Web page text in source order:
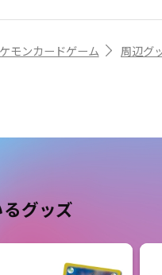
モンカードゲーム 周辺グ
グッズ